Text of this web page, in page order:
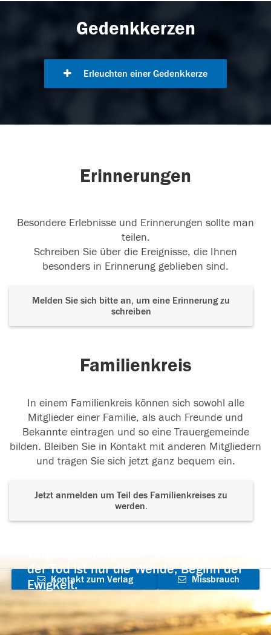
Gedenkkerzen
Erleuchten einer Gedenkkerze
Erinnerungen
Besondere Erlebnisse und Erinnerungen sollte man
teilen.
Schreiben Sie über die Ereignisse, die Ihnen
besonders in Erinnerung geblieben sind.
Melden Sie sich bitte an, um eine Erinnerung zu
schreiben
Familienkreis
In einem Familienkreis können sich sowohl alle
Mitglieder einer Familie, als auch Freunde und
Bekannte eintragen und so eine Trauergemeinde
bilden. Bleiben Sie in Kontakt mit anderen Mitgliedern
und tragen Sie sich jetzt ganz bequem ein.
Jetzt anmelden um Teil des Familienkreises zu
werden.
der Tod ist nur die Wende, Beginn der
Ewigkeit.
Kontakt zum Verlag
aufnehmen
Missbrauch